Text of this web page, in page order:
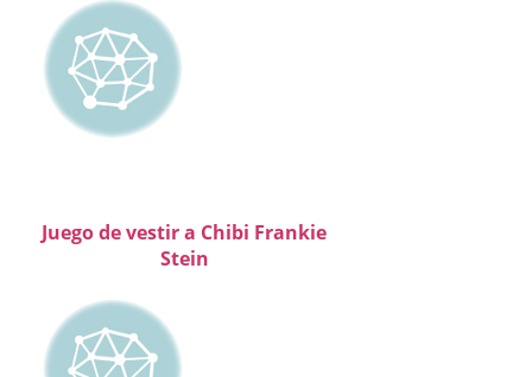
Juego de vestir a Chibi Frankie
Stein